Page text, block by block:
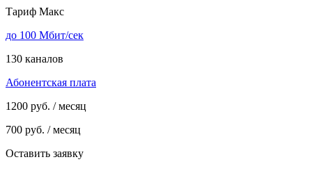
Тариф Макс
до 100 Мбит/сек
130 каналов
Абонентская плата
1200 руб. / месяц
700 руб. / месяц
Оставить заявку